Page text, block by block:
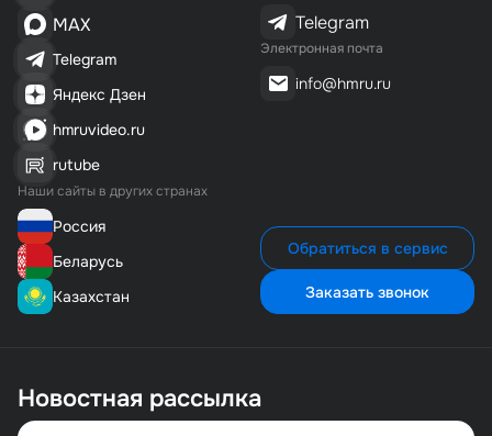
MAX
Telegram
Яндекс Дзен
hmruvideo.ru
rutube
Наши сайты в других странах
Россия
Беларусь
Казахстан
Telegram
Электронная почта
info@hmru.ru
Обратиться в сервис
Заказать звонок
Новостная рассылка